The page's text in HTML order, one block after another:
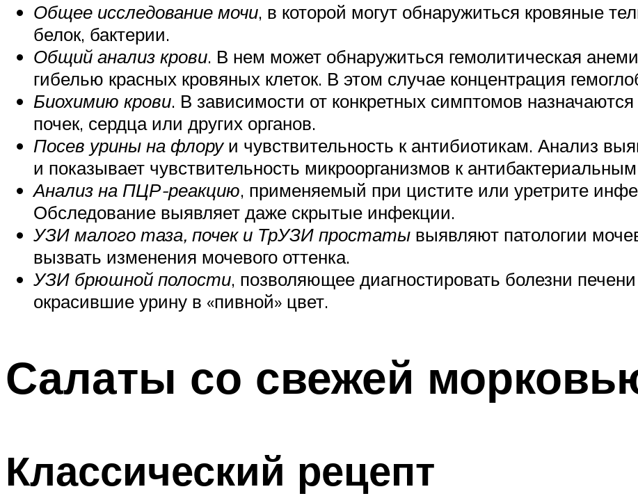
Общее исследование мочи, в которой могут обнаружиться кровяные
белок, бактерии.
Общий анализ крови. В нем может обнаружиться гемолитическая
гибелью красных кровяных клеток. В этом случае концентрация
Биохимию крови. В зависимости от конкретных симптомов
почек, сердца или других органов.
Посев урины на флоруи чувствительность к антибиотикам. Анализ
и показывает чувствительность микроорганизмов к
Анализ на ПЦР-реакцию, применяемый при цистите или уретрите
Обследование выявляет даже скрытые инфекции.
УЗИ малого таза, почек и ТрУЗИ простаты выявляют патологии
вызвать изменения мочевого оттенка.
УЗИ брюшной полости, позволяющее диагностировать болезни
окрасившие урину в «пивной» цвет.
Салаты со свежей
Классический рецепт